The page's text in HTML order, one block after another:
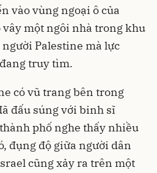
vào vùng ngoại ô của
vây một ngôi nhà trong khu
Palestine mà lực
truy tìm.
có vũ trang bên trong
đấu súng với binh sĩ
phố nghe thấy nhiều
đụng độ giữa người dân
cũng xảy ra trên một